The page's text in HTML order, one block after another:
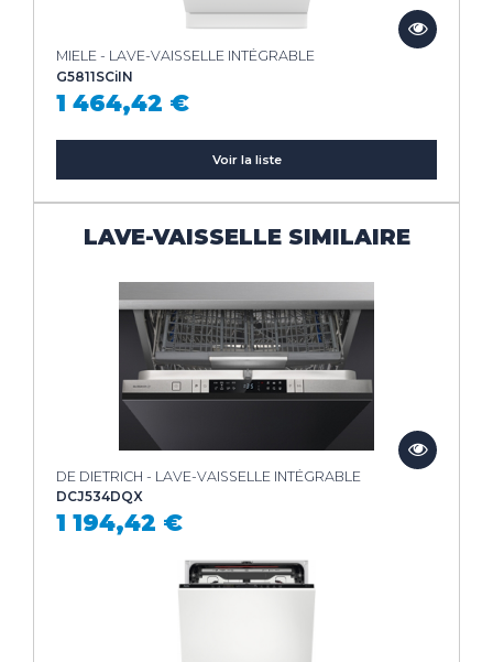
MIELE - LAVE-VAISSELLE INTÉGRABLE
G5811SCiIN
1 464,42 €
Voir la liste
LAVE-VAISSELLE SIMILAIRE
DE DIETRICH - LAVE-VAISSELLE INTÉGRABLE
DCJ534DQX
1 194,42 €